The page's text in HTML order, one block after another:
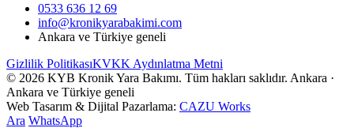
0533 636 12 69
info@kronikyarabakimi.com
Ankara ve Türkiye geneli
Gizlilik PolitikasıKVKK Aydınlatma Metni
© 2026 KYB Kronik Yara Bakımı. Tüm hakları saklıdır. Ankara ·
Ankara ve Türkiye geneli
Web Tasarım & Dijital Pazarlama: CAZU Works
Ara WhatsApp